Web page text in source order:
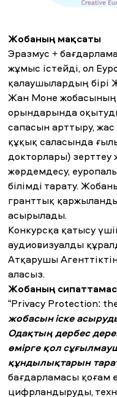
ЖАҢАЛЫҚТАР БАҚ БІЗ ТУРАЛЫ
ТҮЛЕКТЕРENDOWMENT
ENG KAZ RUS
Жобаның мақсаты
Эразмус +
жұмыс істейді, ол
қалаушылардың бірі
Жан Моне жобасының
орындарында
сапасын арттыру,
құқық саласында
докторлары) зерттеу
жәрдемдесу,
білімді тарату.
гранттық
асырылады.
Конкурсқа қатысу
аудиовизуалды
Атқарушы
аласыз.
Жобаның
“Privacy Protection:
жобасын іске
Одақтың дербес
өмірге қол
құндылықтарын
бағдарламасы қоғам
цифрландыруды,